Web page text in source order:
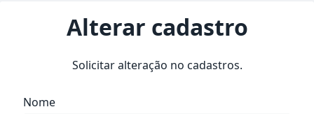
Alterar cadastro
Solicitar alteração no cadastros.
Nome